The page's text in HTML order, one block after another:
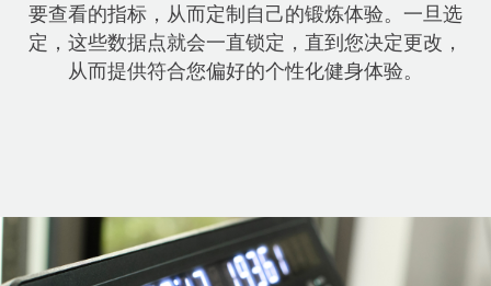
要查看的指标，从而定制自己的锻炼体验。一旦选
定，这些数据点就会一直锁定，直到您决定更改，
从而提供符合您偏好的个性化健身体验。